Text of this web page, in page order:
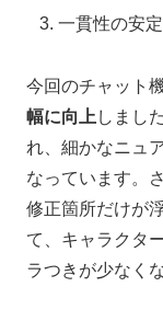
一貫性の安
今回のチャット
幅に向上 しまし
れ、細かなニュ
なっています。
修正箇所だけが
て、キャラクタ
ラつきが少なく